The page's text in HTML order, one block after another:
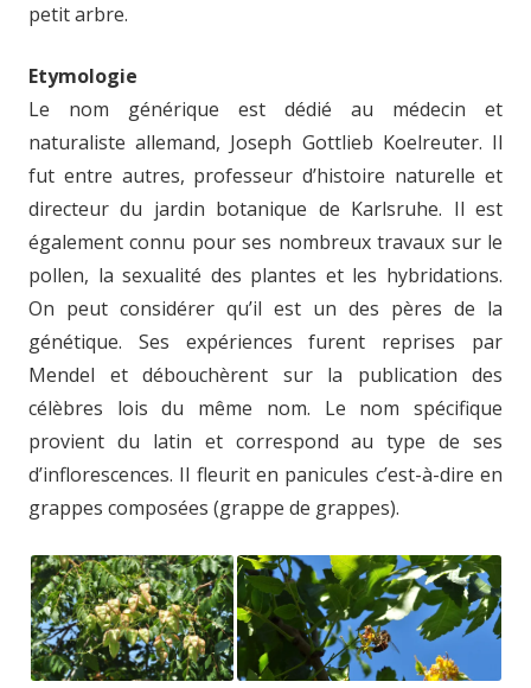
petit arbre.
Etymologie
Le nom générique est dédié au médecin et
naturaliste allemand, Joseph Gottlieb Koelreuter. Il
fut entre autres, professeur d’histoire naturelle et
directeur du jardin botanique de Karlsruhe. Il est
également connu pour ses nombreux travaux sur le
pollen, la sexualité des plantes et les hybridations.
On peut considérer qu’il est un des pères de la
génétique. Ses expériences furent reprises par
Mendel et débouchèrent sur la publication des
célèbres lois du même nom. Le nom spécifique
provient du latin et correspond au type de ses
d’inflorescences. Il fleurit en panicules c’est-à-dire en
grappes composées (grappe de grappes).